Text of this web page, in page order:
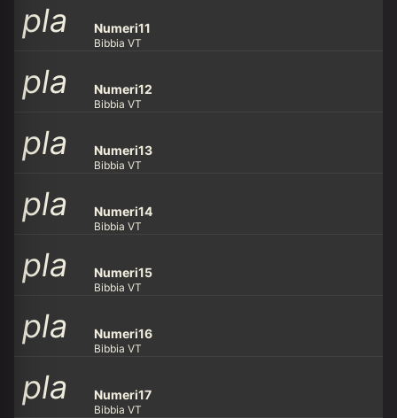
row
y_ar
row
pla
y_ar
row
Numeri11
Bibbia VT
pla
y_ar
row
Numeri12
Bibbia VT
pla
y_ar
row
Numeri13
Bibbia VT
pla
y_ar
row
Numeri14
Bibbia VT
pla
y_ar
row
Numeri15
Bibbia VT
pla
y_ar
Numeri16
Bibbia VT
pla
Numeri17
Bibbia VT